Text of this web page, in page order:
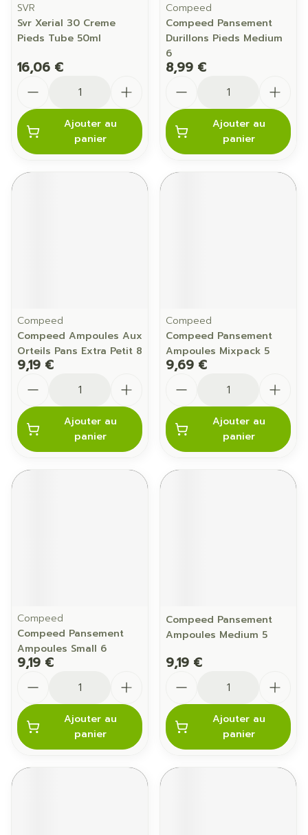
SVR
Svr Xerial 30 Creme
Pieds Tube 50ml
16,06 €
Ajouter au
panier
Compeed
Compeed Pansement
Durillons Pieds Medium
6
8,99 €
Ajouter au
panier
Compeed
Compeed Ampoules Aux
Orteils Pans Extra Petit 8
9,19 €
Ajouter au
panier
Compeed
Compeed Pansement
Ampoules Mixpack 5
9,69 €
Ajouter au
panier
Compeed
Compeed Pansement
Ampoules Small 6
9,19 €
Ajouter au
panier
Compeed Pansement
Ampoules Medium 5
9,19 €
Ajouter au
panier